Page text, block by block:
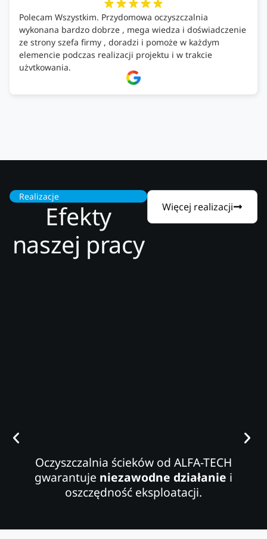
Polecam Wszystkim. Przydomowa oczyszczalnia
wykonana bardzo dobrze , mega wiedza i doświadczenie
ze strony szefa firmy , doradzi i pomoże w każdym
elemencie podczas realizacji projektu i w trakcie
użytkowania.
Firma godna zaufania. Tak trzymać!
Realizacje
Efekty
naszej pracy
Więcej realizacji
Oczyszczalnia ścieków od ALFA-TECH
gwarantuje niezawodne działanie i
oszczędność eksploatacji.